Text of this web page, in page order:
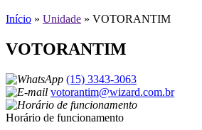
Início » Unidade » VOTORANTIM
VOTORANTIM
(15) 3343-3063
votorantim@wizard.com.br
Horário de funcionamento